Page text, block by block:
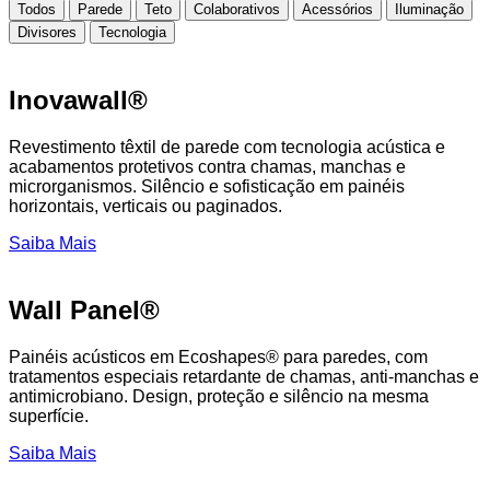
Todos Parede Teto Colaborativos Acessórios
Iluminação
Divisores
Tecnologia
Inovawall®
Revestimento têxtil de parede com tecnologia acústica e
acabamentos protetivos contra chamas, manchas e
microrganismos. Silêncio e sofisticação em painéis
horizontais, verticais ou paginados.
Saiba Mais
Wall Panel®
Painéis acústicos em Ecoshapes® para paredes, com
tratamentos especiais retardante de chamas, anti-manchas e
antimicrobiano. Design, proteção e silêncio na mesma
superfície.
Saiba Mais